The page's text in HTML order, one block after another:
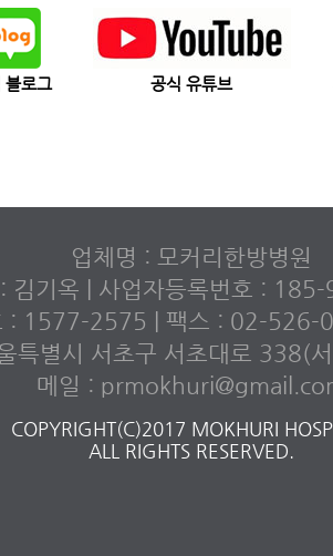
블로그 공식 유튜브
업체명 : 모커리한방병원
김기옥 | 사업자등록번호 :
: 1577-2575 | 팩스 : 02-526-
특별시 서초구 서초대로 338(
메일 :
COPYRIGHT(C)2017 MOKHURI
ALL RIGHTS RESERVED.